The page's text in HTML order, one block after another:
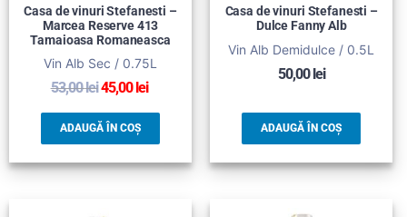
Casa de vinuri Stefanesti –
Marcea Reserve 413
Tamaioasa Romaneasca
Vin Alb Sec / 0.75L
53,00lei45,00 lei
ADAUGĂ ÎN COȘ
Casa de vinuri Stefanesti –
Dulce Fanny Alb
Vin Alb Demidulce / 0.5L
50,00 lei
ADAUGĂ ÎN COȘ